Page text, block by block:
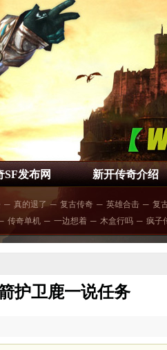
SF发布网 新开传奇介绍
─ 真的退了 ─ 复古传奇 ─ 英雄合击 ─ 复
传奇单机 ─ 一边想着 ─ 木盒行吗 ─ 疯子
护卫鹿一说任务